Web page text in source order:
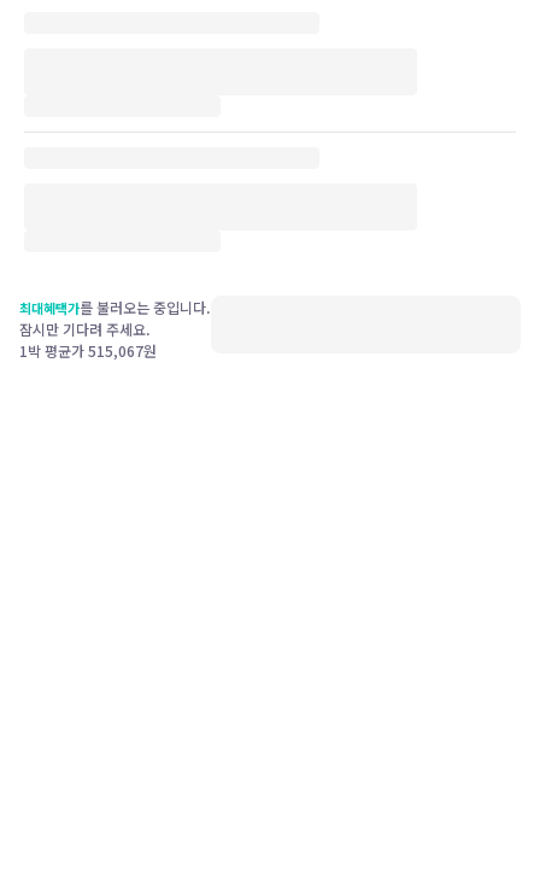
최대혜택가를 불러오는 중입니다.
잠시만 기다려 주세요.
1박 평균가515,067원